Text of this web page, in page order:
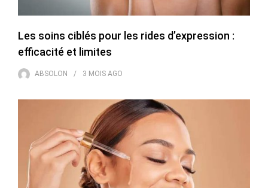
Les soins ciblés pour les rides d’expression :
efficacité et limites
ABSOLON 3 MOIS AGO